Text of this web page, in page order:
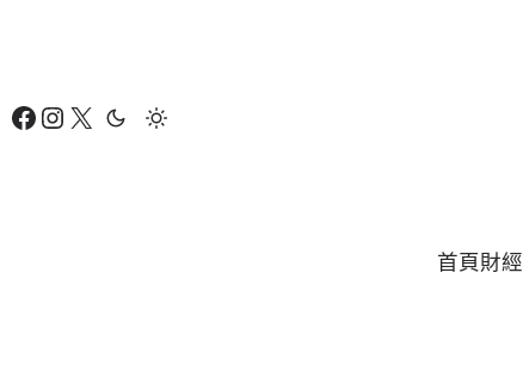
要
Facebook Instagram X
首頁財經